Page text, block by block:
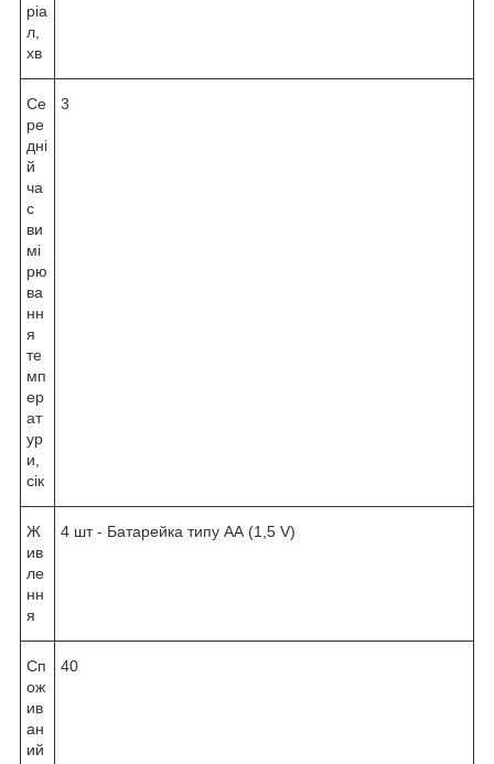
ріа
л,
хв
Се
ре
дні
й
ча
с
ви
мі
рю
ва
нн
я
те
мп
ер
ат
ур
и,
сік
3
Ж
ив
ле
нн
я
4 шт - Батарейка типу АА (1,5 V)
Сп
ож
ив
ан
ий
40